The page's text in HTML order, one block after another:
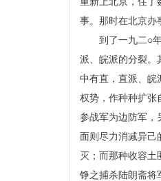
事。那时在北京办
到了一九二○
派、皖派的分裂。
中有直，直派、皖
权势，作种种扩张
参战军为边防军，
面则尽力消减异己
灭；而那种收容土
铮之捕杀陆朗斋将